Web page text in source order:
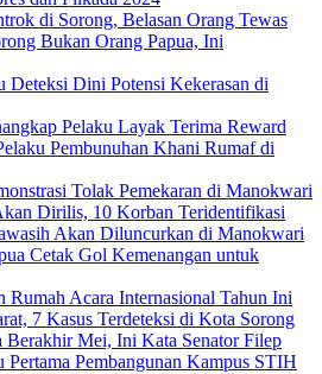
di Sorong, Belasan Orang Tewas
Bukan Orang Papua, Ini
Deteksi Dini Potensi Kekerasan di
Pelaku Layak Terima Reward
Pembunuhan Khani Rumaf di
Tolak Pemekaran di Manokwari
Dirilis, 10 Korban Teridentifikasi
Akan Diluncurkan di Manokwari
Cetak Gol Kemenangan untuk
Rumah Acara Internasional Tahun Ini
7 Kasus Terdeteksi di Kota Sorong
Berakhir Mei, Ini Kata Senator Filep
Pembangunan Kampus STIH